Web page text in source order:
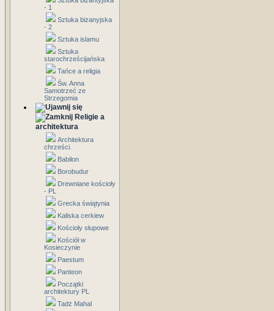
- 1
Sztuka bizanyjska
- 2
Sztuka islamu
Sztuka
starochrześcijańska
Tańce a religia
Św. Anna
Samotrzeć ze
Strzegomia
Religie a
architektura
Architektura
chrześci.
Babilon
Borobudur
Drewniane kościoły
- PL
Grecka świątynia
Kaliska cerkiew
Kościoły słupowe
Kościół w
Kosieczynie
Paestum
Panteon
Początki
architektury PL
Tadż Mahal